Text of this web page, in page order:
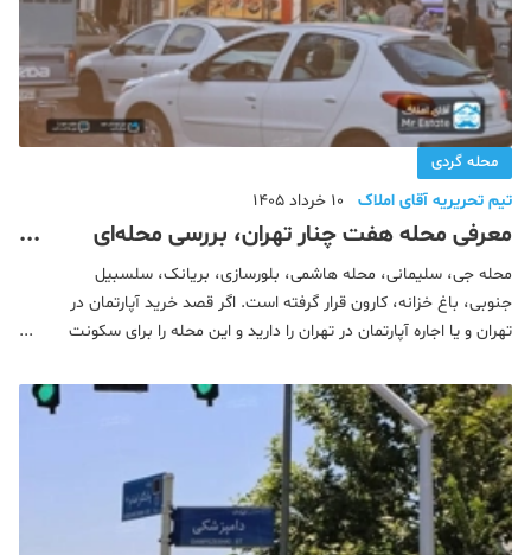
محله گردی
تیم تحریریه آقای املاک 10 خرداد 1405
معرفی محله هفت چنار تهران، بررسی محله‌ای
اصیل در قلب پایتخت
محله جی، سلیمانی، محله هاشمی، بلورسازی، بریانک، سلسبیل
جنوبی، باغ خزانه، کارون قرار گرفته است. اگر قصد خرید آپارتمان در
تهران و یا اجاره آپارتمان در تهران را دارید و این محله را برای سکونت
هفت چنار، منطقه قرارگیری آن، دسترسی های محله